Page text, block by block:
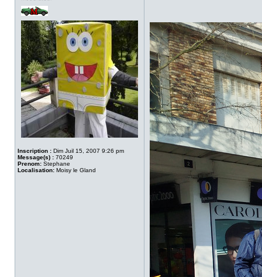
Inscription : Dim Juil 15, 2007 9:26 pm
Message(s) : 70249
Prenom: Stephane
Localisation: Moisy le Gland